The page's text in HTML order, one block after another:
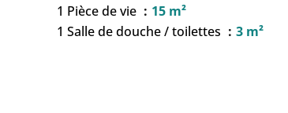
1 Pièce de vie
15 m²
1 Salle de douche / toilettes
3 m²